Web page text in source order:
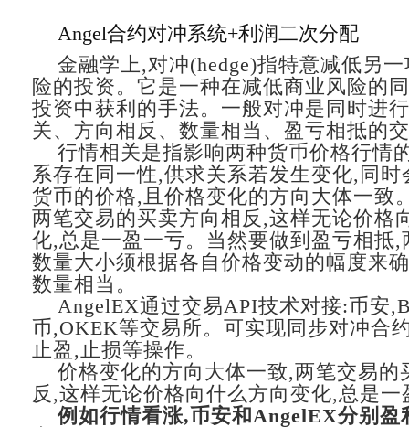
Angel合约对冲系统+利润二次分配
金融学上,对冲(hedge)指特意减低另
险的投资。它是一种在减低商业风险的
投资中获利的手法。一般对冲是同时进
关、方向相反、数量相当、盈亏相抵的
行情相关是指影响两种货币价格行情
系存在同一性,供求关系若发生变化,同时
货币的价格,且价格变化的方向大体一致
两笔交易的买卖方向相反,这样无论价格
化,总是一盈一亏。当然要做到盈亏相抵,
数量大小须根据各自价格变动的幅度来
数量相当。
AngelEX通过交易API技术对接:币安
币,OKEK等交易所。可实现同步对冲合
止盈,止损等操作。
价格变化的方向大体一致,两笔交易的
反,这样无论价格向什么方向变化,总是一
例如行情看涨,币安和AngelEX分别盈